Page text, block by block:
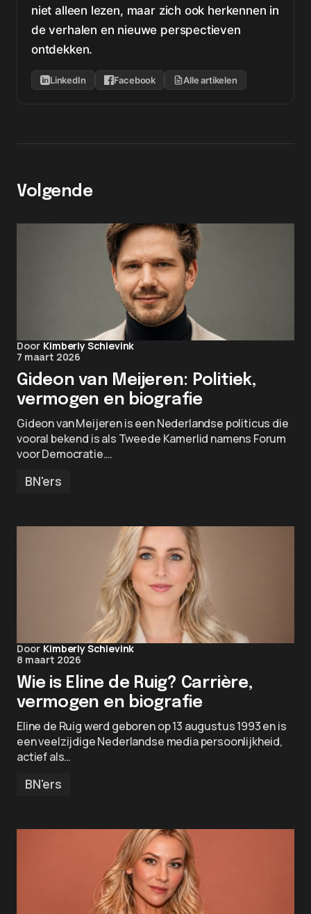
niet alleen lezen, maar zich ook herkennen in
de verhalen en nieuwe perspectieven
ontdekken.
LinkedIn Facebook Alle artikelen
Volgende
Door Kimberly Schievink
7 maart 2026
Gideon van Meijeren: Politiek,
vermogen en biografie
Gideon van Meijeren is een Nederlandse politicus die
vooral bekend is als Tweede Kamerlid namens Forum
voor Democratie.…
BN'ers
Door Kimberly Schievink
8 maart 2026
Wie is Eline de Ruig? Carrière,
vermogen en biografie
Eline de Ruig werd geboren op 13 augustus 1993 en is
een veelzijdige Nederlandse media persoonlijkheid,
actief als…
BN'ers